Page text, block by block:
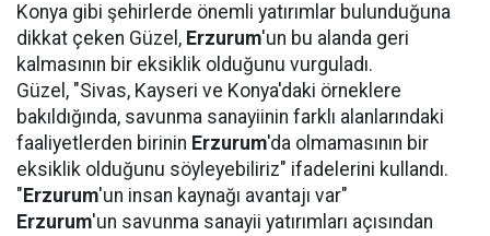
Konya gibi şehirlerde önemli yatırımlar bulunduğuna
dikkat çeken Güzel, Erzurum'un bu alanda geri
kalmasının bir eksiklik olduğunu vurguladı.
Güzel, "Sivas, Kayseri ve Konya'daki örneklere
bakıldığında, savunma sanayiinin farklı alanlarındaki
faaliyetlerden birinin Erzurum'da olmamasının bir
eksiklik olduğunu söyleyebiliriz" ifadelerini kullandı.
" Erzurum'un insan kaynağı avantajı var"
Erzurum'un savunma sanayii yatırımları açısından